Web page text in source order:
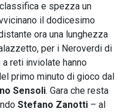
e spezza un
il dodicesimo
ora una lunghezza
per i Neroverdi di
reti inviolate hanno
primo minuto di gioco dal
Sensoli. Gara che resta
Stefano Zanotti – al